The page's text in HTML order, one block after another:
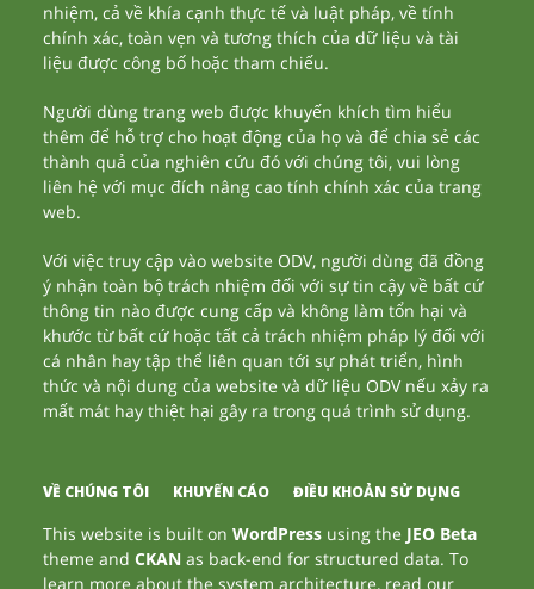
nhiệm, cả về khía cạnh thực tế và luật pháp, về tính
chính xác, toàn vẹn và tương thích của dữ liệu và tài
liệu được công bố hoặc tham chiếu.
Người dùng trang web được khuyến khích tìm hiểu
thêm để hỗ trợ cho hoạt động của họ và để chia sẻ các
thành quả của nghiên cứu đó với chúng tôi, vui lòng
liên hệ với mục đích nâng cao tính chính xác của trang
web.
Với việc truy cập vào website ODV, người dùng đã đồng
ý nhận toàn bộ trách nhiệm đối với sự tin cậy về bất cứ
thông tin nào được cung cấp và không làm tổn hại và
khước từ bất cứ hoặc tất cả trách nhiệm pháp lý đối với
cá nhân hay tập thể liên quan tới sự phát triển, hình
thức và nội dung của website và dữ liệu ODV nếu xảy ra
mất mát hay thiệt hại gây ra trong quá trình sử dụng.
VỀ CHÚNG TÔI KHUYẾN CÁO ĐIỀU KHOẢN SỬ DỤNG
This website is built onWordPress using the JEO Beta
theme andCKAN as back-end for structured data. To
learn more about the system architecture, read our